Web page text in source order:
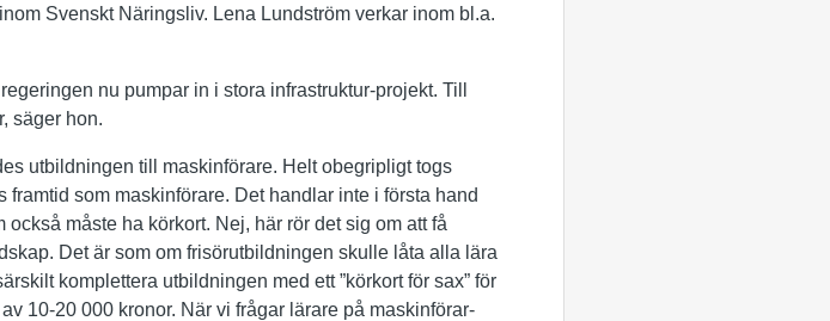
Svenskt Näringsliv. Lena Lundström verkar inom bl.a.
nu pumpar in i stora infrastruktur-projekt. Till
säger hon.
utbildningen till maskinförare. Helt obegripligt togs
som maskinförare. Det handlar inte i första hand
måste ha körkort. Nej, här rör det sig om att få
Det är som om frisörutbildningen skulle låta alla lära
komplettera utbildningen med ett ”körkort för sax” för
10-20 000 kronor. När vi frågar lärare på maskinförar-